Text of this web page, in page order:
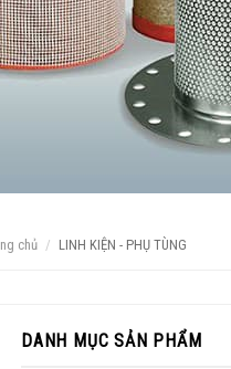
chủ / LINH KIỆN - PHỤ TÙNG
DANH MỤC SẢN PHẨM